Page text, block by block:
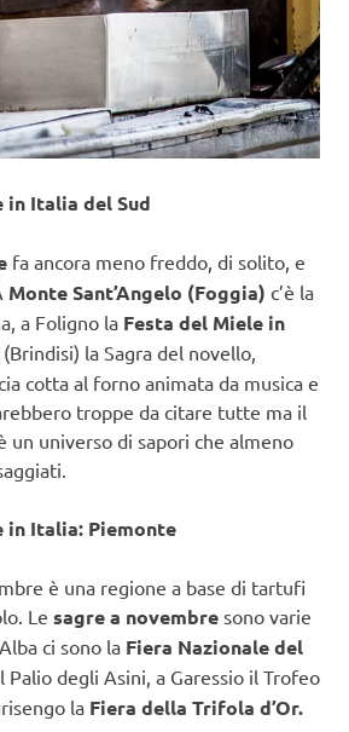
in Italia del Sud
fa ancora meno freddo, di solito, e
Monte Sant’Angelo (Foggia) c’è la
a Foligno la Festa del Miele in
(Brindisi) la Sagra del novello,
cotta al forno animata da musica e
troppe da citare tutte ma il
un universo di sapori che almeno
in Italia: Piemonte
è una regione a base di tartufi
Le sagre a novembre sono varie
ci sono la Fiera Nazionale del
Palio degli Asini, a Garessio il Trofeo
la Fiera della Trifola d’Or.